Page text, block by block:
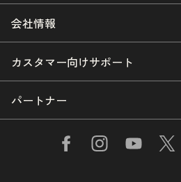
会社情報
カスタマー向けサポート
パートナー